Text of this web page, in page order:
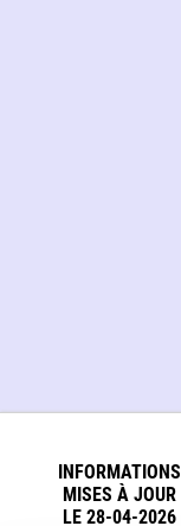
INFORMATIONS
MISES À JOUR
LE 28-04-2026